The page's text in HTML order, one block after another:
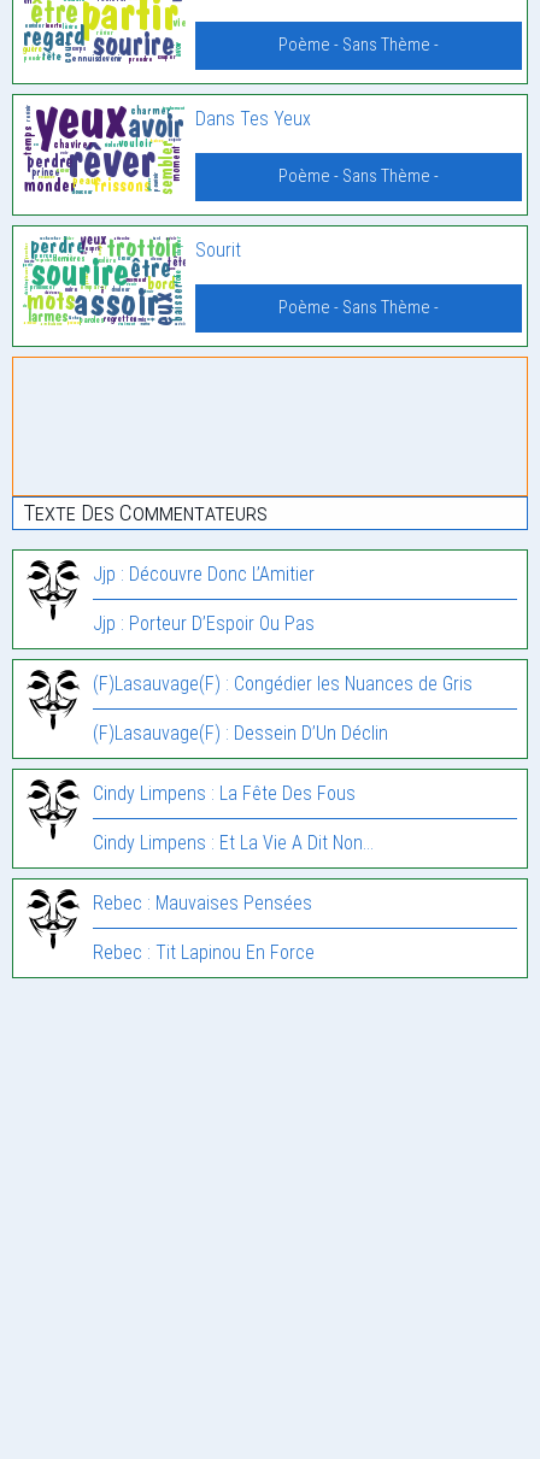
Poème - Sans Thème -
Dans Tes Yeux
Poème - Sans Thème -
Sourit
Poème - Sans Thème -
Texte Des Commentateurs
Jjp : Découvre Donc L’Amitier
Jjp : Porteur D’Espoir Ou Pas
(F)Lasauvage(F) : Congédier les Nuances de Gris
(F)Lasauvage(F) : Dessein D’Un Déclin
Cindy Limpens : La Fête Des Fous
Cindy Limpens : Et La Vie A Dit Non…
Rebec : Mauvaises Pensées
Rebec : Tit Lapinou En Force